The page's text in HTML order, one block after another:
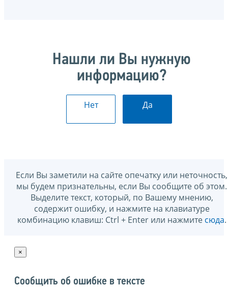
Нашли ли Вы нужную
информацию?
Нет Да
Если Вы заметили на сайте опечатку или неточность,
мы будем признательны, если Вы сообщите об этом.
Выделите текст, который, по Вашему мнению,
содержит ошибку, и нажмите на клавиатуре
комбинацию клавиш: Ctrl + Enter или нажмите сюда.
×
Сообщить об ошибке в тексте